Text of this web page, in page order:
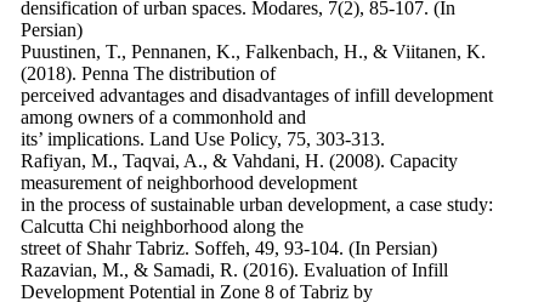
densification of urban spaces. Modares, 7(2), 85-107. (In
Persian)
Puustinen, T., Pennanen, K., Falkenbach, H., & Viitanen, K.
(2018). Penna The distribution of
perceived advantages and disadvantages of infill development
among owners of a commonhold and
its’ implications. Land Use Policy, 75, 303-313.
Rafiyan, M., Taqvai, A., & Vahdani, H. (2008). Capacity
measurement of neighborhood development
in the process of sustainable urban development, a case study:
Calcutta Chi neighborhood along the
street of Shahr Tabriz. Soffeh, 49, 93-104. (In Persian)
Razavian, M., & Samadi, R. (2016). Evaluation of Infill
Development Potential in Zone 8 of Tabriz by